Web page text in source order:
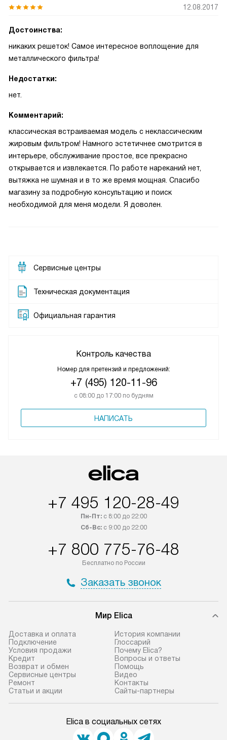
12.08.2017
Достоинства:
никаких решеток! Самое интересное воплощение для
металлического фильтра!
Недостатки:
нет.
Комментарий:
классическая встраиваемая модель с неклассическим
жировым фильтром! Намного эстетичнее смотрится в
интерьере, обслуживание простое, все прекрасно
открывается и извлекается. По работе нареканий нет,
вытяжка не шумная и в то же время мощная. Спасибо
магазину за подробную консультацию и поиск
необходимой для меня модели. Я доволен.
Сервисные центры
Техническая документация
Официальная гарантия
Контроль качества
Номер для претензий и предложений:
+7 (495) 120-11-96
с 08:00 до 17:00 по будням
НАПИСАТЬ
+7 495 120-28-49
Пн-Пт:с 8:00 до 22:00
Сб-Вс:с 9:00 до 22:00
+7 800 775-76-48
Бесплатно по России
Заказать звонок
Мир Elica
Доставка и оплата
Подключение
Условия продажи
Кредит
Возврат и обмен
Сервисные центры
Ремонт
Статьи и акции
История компании
Глоссарий
Почему Elica?
Вопросы и ответы
Помощь
Видео
Контакты
Сайты-партнеры
Elica в социальных сетях